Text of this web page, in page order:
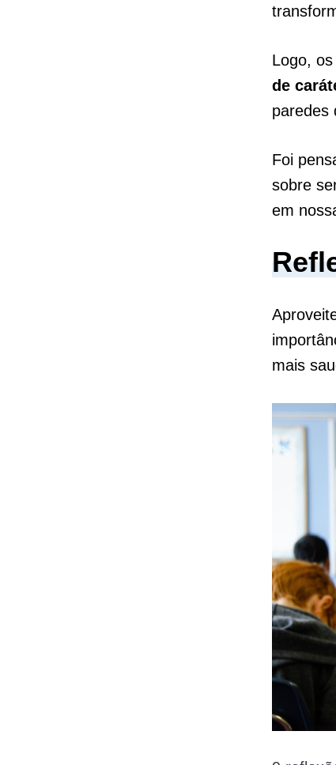
Logo,
de
paredes
Foi
sobre
em
mais